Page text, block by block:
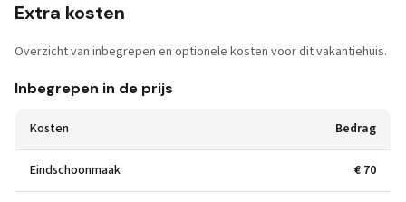
Extra kosten
Overzicht van inbegrepen en optionele kosten voor dit vakantiehuis.
Inbegrepen in de prijs
Kosten Bedrag
Eindschoonmaak € 70